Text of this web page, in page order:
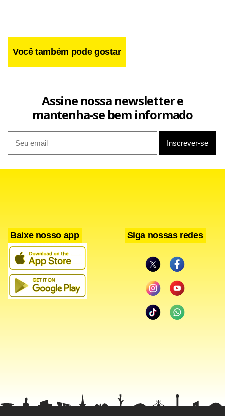
Você também pode gostar
Assine nossa newsletter e
mantenha-se bem informado
Baixe nosso app Siga nossas redes